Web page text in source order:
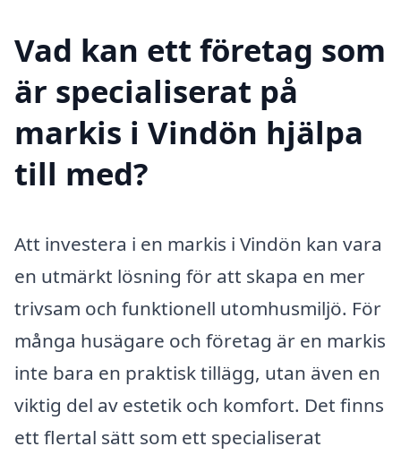
Vad kan ett företag som
är specialiserat på
markis i Vindön hjälpa
till med?
Att investera i en markis i Vindön kan vara
en utmärkt lösning för att skapa en mer
trivsam och funktionell utomhusmiljö. För
många husägare och företag är en markis
inte bara en praktisk tillägg, utan även en
viktig del av estetik och komfort. Det finns
ett flertal sätt som ett specialiserat